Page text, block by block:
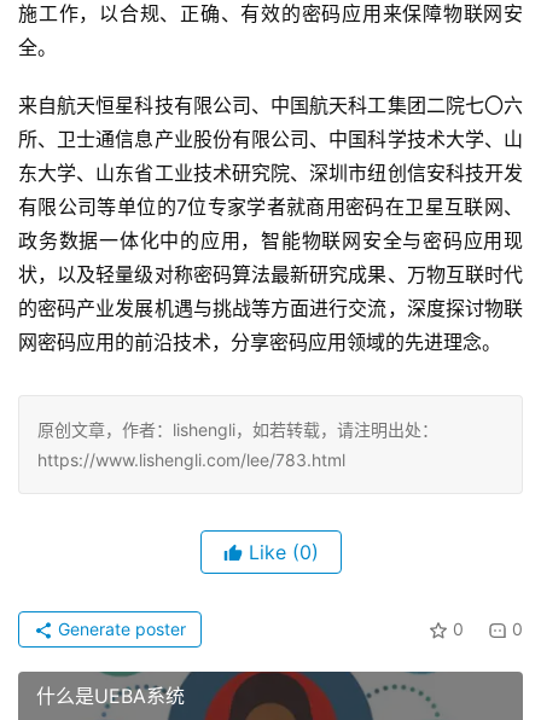
施工作，以合规、正确、有效的密码应用来保障物联网安
全。
来自航天恒星科技有限公司、中国航天科工集团二院七〇六
所、卫士通信息产业股份有限公司、中国科学技术大学、山
东大学、山东省工业技术研究院、深圳市纽创信安科技开发
有限公司等单位的7位专家学者就商用密码在卫星互联网、
政务数据一体化中的应用，智能物联网安全与密码应用现
状，以及轻量级对称密码算法最新研究成果、万物互联时代
的密码产业发展机遇与挑战等方面进行交流，深度探讨物联
网密码应用的前沿技术，分享密码应用领域的先进理念。
原创文章，作者：lishengli，如若转载，请注明出处：
https://www.lishengli.com/lee/783.html
Like (0)
0 0
Generate poster
什么是UEBA系统